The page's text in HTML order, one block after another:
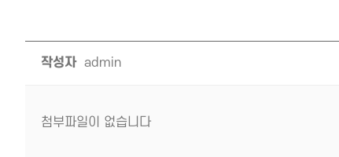
작성자 admin
첨부파일이 없습니다